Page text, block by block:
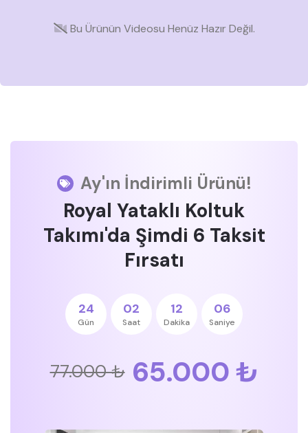
Bu Ürünün Videosu Henüz Hazır Değil.
Ay'ın İndirimli Ürünü!
Royal Yataklı Koltuk
Takımı'da Şimdi 6 Taksit
Fırsatı
24
Gün
02
Saat
12
Dakika
05
Saniye
77.000 ₺ 65.000 ₺